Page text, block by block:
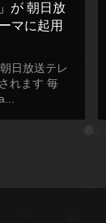
が 朝日放
マに起用
日放送テレ
れます 毎